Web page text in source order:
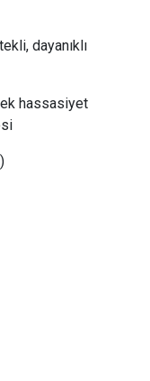
dayanıklı
hassasiyet